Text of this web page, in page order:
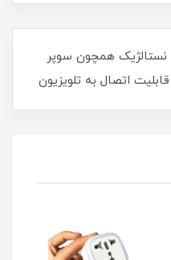
نستالژیک همچون سوپر
اتصال به تلویزیون